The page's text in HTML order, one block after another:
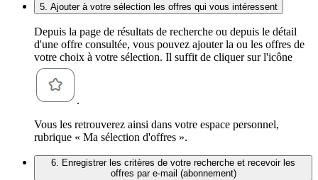
5. Ajouter à votre sélection les offres qui vous intéressent
Depuis la page de résultats de recherche ou depuis le détail
d'une offre consultée, vous pouvez ajouter la ou les offres de
votre choix à votre sélection. Il suffit de cliquer sur l'icône
.
Vous les retrouverez ainsi dans votre espace personnel,
rubrique « Ma sélection d'offres ».
6. Enregistrer les critères de votre recherche et recevoir les
offres par e-mail (abonnement)